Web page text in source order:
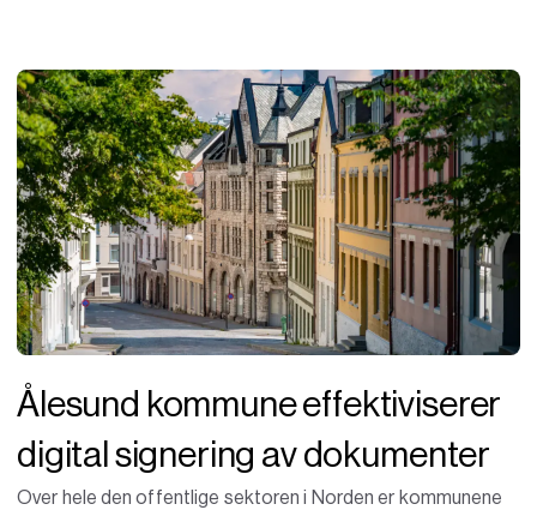
Ålesund kommune effektiviserer
digital signering av dokumenter
Over hele den offentlige sektoren i Norden er kommunene